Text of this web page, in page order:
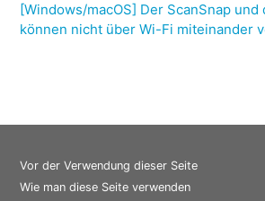
[Windows/macOS] Der ScanSnap
können nicht über Wi-Fi miteinander
Vor der Verwendung dieser Seite
Wie man diese Seite verwenden